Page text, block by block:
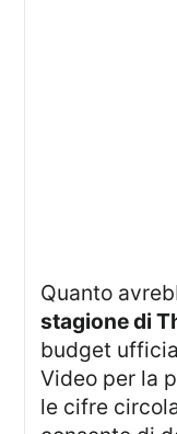
Quanto
stagione di
budget
Video per la
le cifre